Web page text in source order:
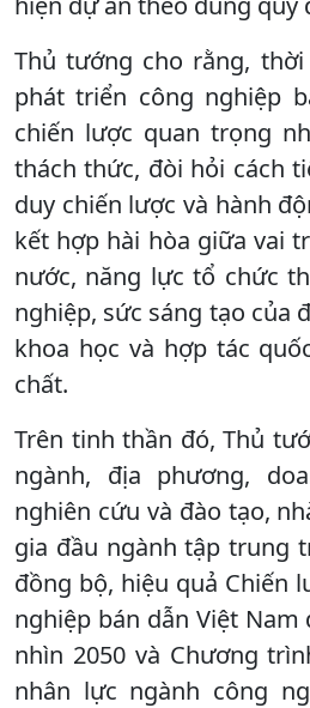
Thủ tướng cho rằng,
phát triển công nghiệp
chiến lược quan trọng
thách thức, đòi hỏi cách
duy chiến lược và hành
kết hợp hài hòa giữa vai
nước, năng lực tổ chức
nghiệp, sức sáng tạo của
khoa học và hợp tác
chất.
Trên tinh thần đó, Thủ
ngành, địa phương,
nghiên cứu và đào tạo,
gia đầu ngành tập trung
đồng bộ, hiệu quả Chiến
nghiệp bán dẫn Việt Nam
nhìn 2050 và Chương
nhân lực ngành công